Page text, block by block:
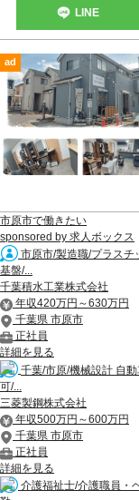
LINE
ad
市原市で働きたい
sponsored by 求人ボックス
市原市/製造職/プラス
基盤/...
千葉積水工業株式会社
年収420万円～630万円
千葉県 市原市
正社員
詳細を見る
千葉/市原/機械設計 自
可/...
三菱製鋼株式会社
年収500万円～600万円
千葉県 市原市
正社員
詳細を見る
介護福祉士/介護職員・